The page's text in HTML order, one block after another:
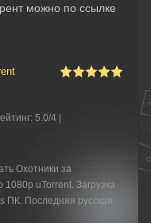
можно по ссылке
: 5.0/4 |
Охотники за
uTorrent. Загрузка
ПК. Последняя русская